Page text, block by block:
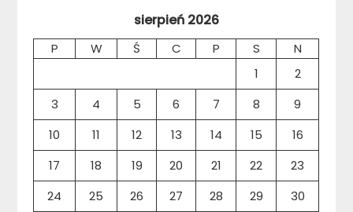
sierpień 2026
P W Ś C P S
N
1
2
3
4 5 6 7 8
9
10
11 12 13 14 15
16
17
18 19 20 21 22
23
24
25 26 27 28 29
30